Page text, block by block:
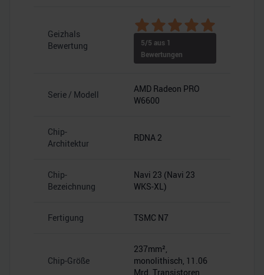
Geizhals
Bewertung
5/5 aus 1
Bewertungen
Serie / Modell
AMD Radeon PRO
W6600
Chip-
Architektur
RDNA 2
Chip-
Bezeichnung
Navi 23 (Navi 23
WKS-XL)
Fertigung TSMC N7
Chip-Größe
237mm²,
monolithisch, 11.06
Mrd. Transistoren